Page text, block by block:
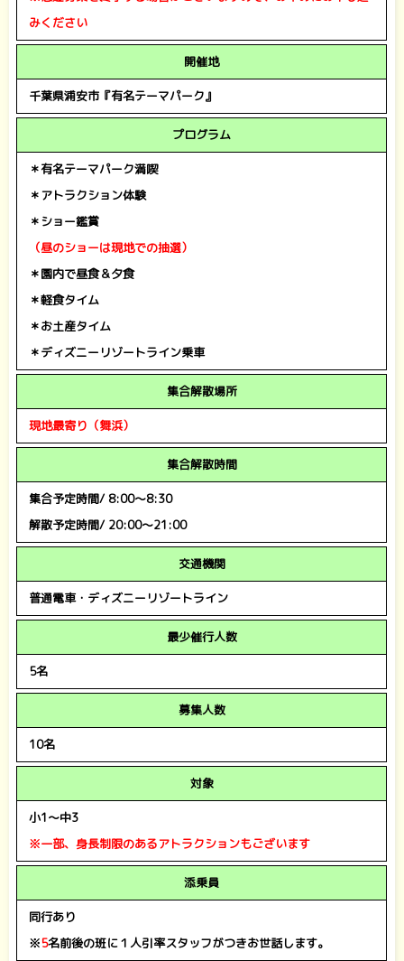
みください
開催地
千葉県浦安市『有名テーマパーク』
プログラム
＊有名テーマパーク満喫
＊アトラクション体験
＊ショー鑑賞
（昼のショーは現地での抽選）
＊園内で昼食＆夕食
＊軽食タイム
＊お土産タイム
＊ディズニーリゾートライン乗車
集合解散場所
現地最寄り（舞浜）
集合解散時間
集合予定時間/ 8:00～8:30
解散予定時間/ 20:00～21:00
交通機関
普通電車・ディズニーリゾートライン
最少催行人数
5名
募集人数
10名
対象
小1～中3
※一部、身長制限のあるアトラクションもございます
添乗員
同行あり
※5名前後の班に１人引率スタッフがつきお世話します。